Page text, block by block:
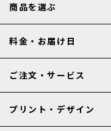
商品を選ぶ
料金・お届け日
ご注文・サービス
プリント・デザイン